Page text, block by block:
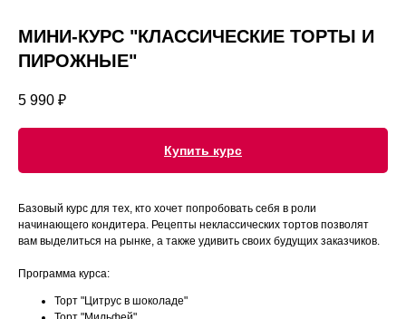
МИНИ-КУРС "КЛАССИЧЕСКИЕ ТОРТЫ И
ПИРОЖНЫЕ"
5 990 ₽
Купить курс
Базовый курс для тех, кто хочет попробовать себя в роли
начинающего кондитера. Рецепты неклассических тортов позволят
вам выделиться на рынке, а также удивить своих будущих заказчиков.
Программа курса:
Торт "Цитрус в шоколаде"